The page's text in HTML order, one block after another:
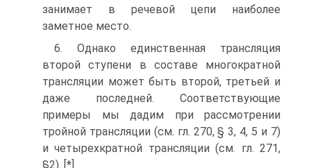
занимает в речевой цепи наиболее
заметное место.
6. Однако единственная трансляция
второй ступени в составе много­кратной
трансляции может быть второй, третьей и
даже последней. Соот­ветствующие
примеры мы дадим при рассмотрении
тройной трансляции (см. гл. 270, § 3, 4, 5 и 7)
и четырехкратной трансляции (см. гл. 271,
§2). [*]